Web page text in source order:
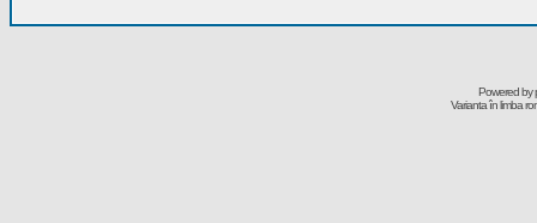
Powered by
Varianta în limba